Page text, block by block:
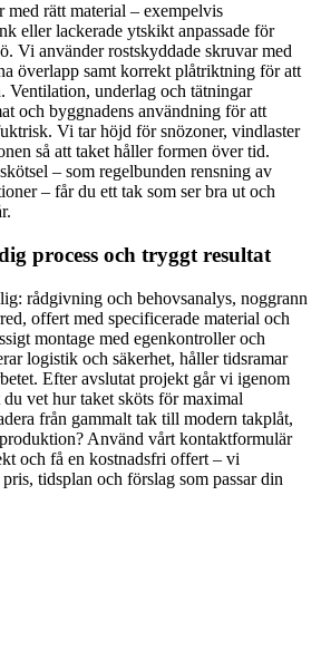
rätt material – exempelvis
eller lackerade ytskikt anpassade för
Vi använder rostskyddade skruvar med
överlapp samt korrekt plåtriktning för att
Ventilation, underlag och tätningar
och byggnadens användning för att
Vi tar höjd för snözoner, vindlaster
så att taket håller formen över tid.
– som regelbunden rensning av
– får du ett tak som ser bra ut och
process och tryggt resultat
rådgivning och behovsanalys, noggrann
offert med specificerade material och
montage med egenkontroller och
logistik och säkerhet, håller tidsramar
Efter avslutat projekt går vi igenom
vet hur taket sköts för maximal
från gammalt tak till modern takplåt,
Använd vårt kontaktformulär
och få en kostnadsfri offert – vi
tidsplan och förslag som passar din